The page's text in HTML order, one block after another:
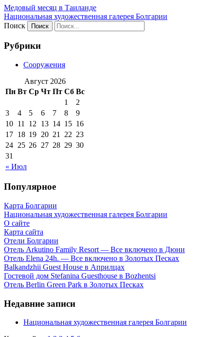
Медовый месяц в Таиланде
Национальная художественная галерея Болгарии
Поиск
Рубрики
Сооружения
Август 2026
Пн Вт Ср Чт Пт Сб Вс
« Июл
1
2
3
4 5 6 7 8
9
10 11 12 13 14 15 16
17 18 19 20 21 22 23
24 25 26 27 28 29 30
31
Популярное
Карта Болгарии
Национальная художественная галерея Болгарии
О сайте
Карта сайта
Отели Болгарии
Отель Arkutino Family Resort — Все включено в Дюни
Отель Elena 24h. — Все включено в Золотых Песках
Balkandzhii Guest House в Априлцах
Гостевой дом Stefanina Guesthouse в Bozhentsi
Отель Berlin Green Park в Золотых Песках
Недавние записи
Национальная художественная галерея Болгарии